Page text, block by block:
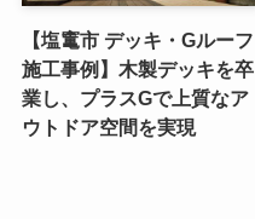
【塩竃市 デッキ・Gルーフ
施工事例】木製デッキを卒
業し、プラスGで上質なア
ウトドア空間を実現